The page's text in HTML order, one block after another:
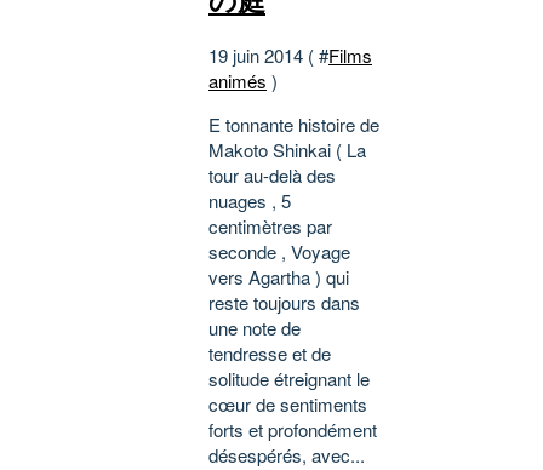
19 juin 2014 ( #Films
animés )
E tonnante histoire de
Makoto Shinkai ( La
tour au-delà des
nuages , 5
centimètres par
seconde , Voyage
vers Agartha ) qui
reste toujours dans
une note de
tendresse et de
solitude étreignant le
cœur de sentiments
forts et profondément
désespérés, avec...